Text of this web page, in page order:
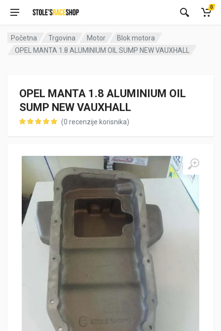
0
Početna Trgovina Motor
Blok motora
OPEL MANTA 1.8 ALUMINIUM OIL SUMP NEW VAUXHALL
OPEL MANTA 1.8 ALUMINIUM OIL
SUMP NEW VAUXHALL
(0 recenzije korisnika)